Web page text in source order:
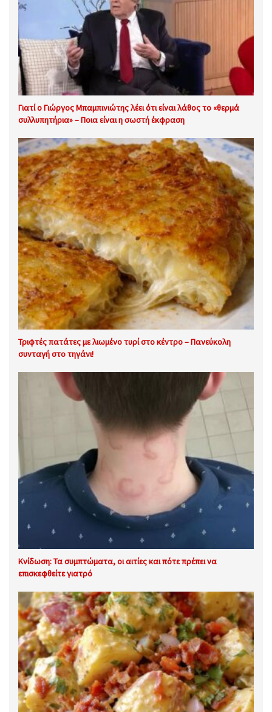
Γιατί ο Γιώργος Μπαμπινιώτης λέει ότι είναι λάθος το «θερμά
συλλυπητήρια» – Ποια είναι η σωστή έκφραση
Τριφτές πατάτες με λιωμένο τυρί στο κέντρο – Πανεύκολη
συνταγή στο τηγάνι!
Κνίδωση: Τα συμπτώματα, οι αιτίες και πότε πρέπει να
επισκεφθείτε γιατρό